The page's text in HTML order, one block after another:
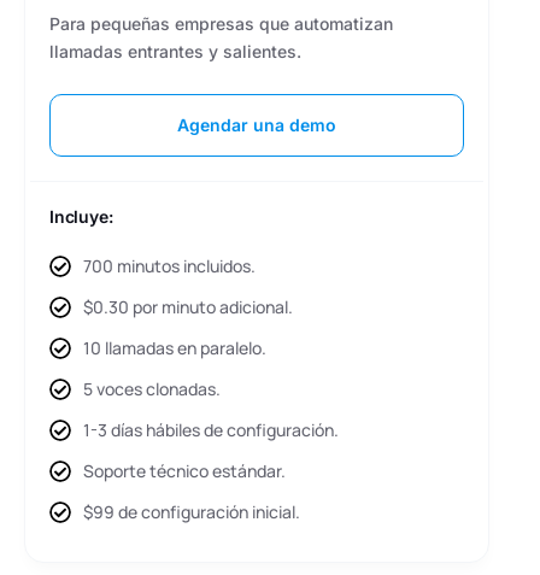
Para pequeñas empresas que automatizan
llamadas entrantes y salientes.
Agendar una demo
Incluye:
700 minutos incluidos.
$0.30 por minuto adicional.
10 llamadas en paralelo.
5 voces clonadas.
1-3 días hábiles de configuración.
Soporte técnico estándar.
$99 de configuración inicial.